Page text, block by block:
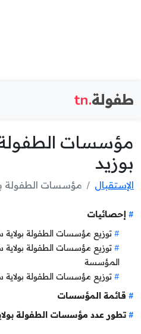
طفولة.tn
مؤسسات الطفولة
بوزيد
الإستقبال مؤسسات الطفولة
إحصائيات
توزيع مؤسسات الطفولة
توزيع مؤسسات الطفولة
المؤسسة
توزيع مؤسسات الطفولة
قائمة المؤسسات
تطور عدد مؤسسات الطفولة